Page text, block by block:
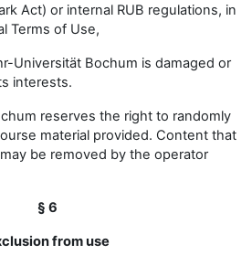
Act) or internal RUB regulations, in
Terms of Use,
Universität Bochum is damaged or
interests.
reserves the right to randomly
material provided. Content that
be removed by the operator
§ 6
from use